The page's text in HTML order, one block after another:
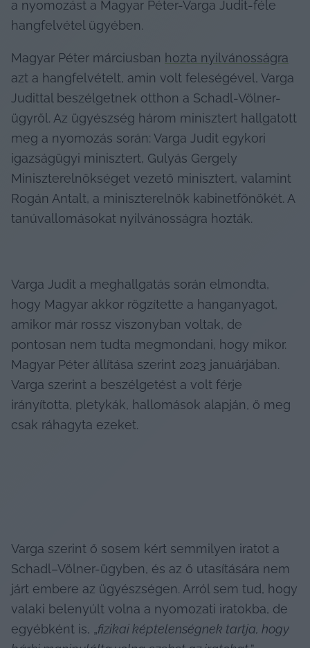
a nyomozást a Magyar Péter-Varga Judit-féle
hangfelvétel ügyében.
Magyar Péter márciusban hozta nyilvánosságra
azt a hangfelvételt, amin volt feleségével, Varga
Judittal beszélgetnek otthon a Schadl-Völner-
ügyről. Az ügyészség három minisztert hallgatott
meg a nyomozás során: Varga Judit egykori
igazságügyi minisztert, Gulyás Gergely
Miniszterelnökséget vezető minisztert, valamint
Rogán Antalt, a miniszterelnök kabinetfőnökét. A
tanúvallomásokat nyilvánosságra hozták.
Varga Judit a meghallgatás során elmondta,
hogy Magyar akkor rögzítette a hanganyagot,
amikor már rossz viszonyban voltak, de
pontosan nem tudta megmondani, hogy mikor.
Magyar Péter állítása szerint 2023 januárjában.
Varga szerint a beszélgetést a volt férje
irányította, pletykák, hallomások alapján, ő meg
csak ráhagyta ezeket.
Varga szerint ő sosem kért semmilyen iratot a
Schadl–Völner-ügyben, és az ő utasítására nem
járt embere az ügyészségen. Arról sem tud, hogy
valaki belenyúlt volna a nyomozati iratokba, de
egyébként is, „fizikai képtelenségnek tartja, hogy